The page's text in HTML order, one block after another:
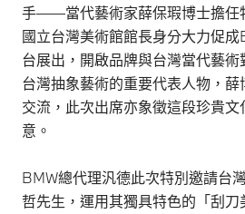
手——當代藝術家薛保瑕博士擔任
國立台灣美術館館長身分大力促
台展出，開啟品牌與台灣當代藝
台灣抽象藝術的重要代表人物，
交流，此次出席亦象徵這段珍貴
意。
BMW總代理汎德此次特別邀請台
哲先生，運用其獨具特色的「刮